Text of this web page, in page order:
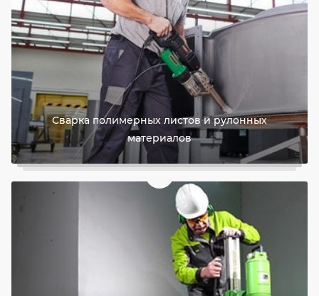
Сварка полимерных листов и рулонных
материалов